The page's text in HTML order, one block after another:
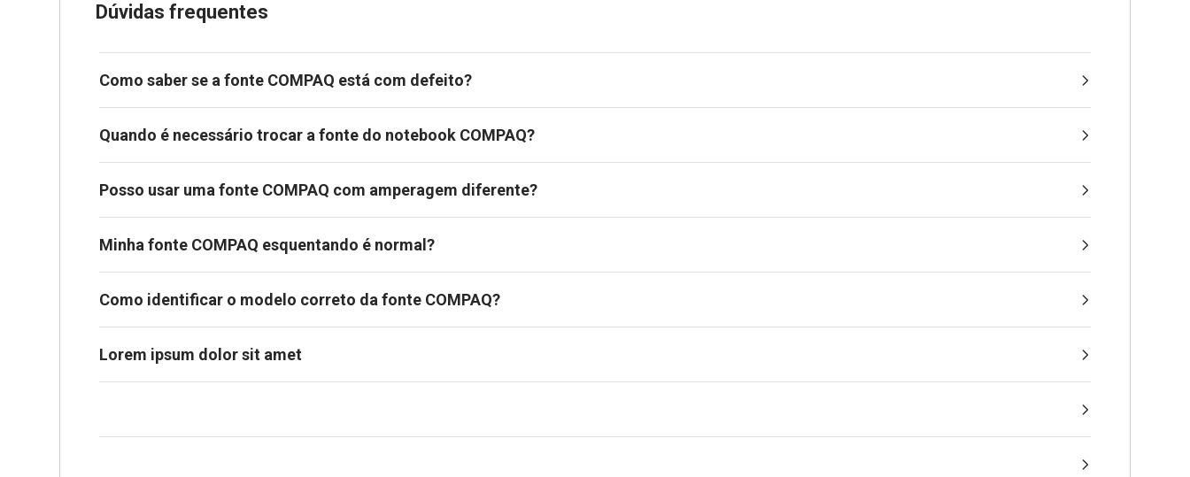
Dúvidas frequentes
Como saber se a fonte COMPAQ está com defeito?
Quando é necessário trocar a fonte do notebook COMPAQ?
Posso usar uma fonte COMPAQ com amperagem diferente?
Minha fonte COMPAQ esquentando é normal?
Como identificar o modelo correto da fonte COMPAQ?
Lorem ipsum dolor sit amet